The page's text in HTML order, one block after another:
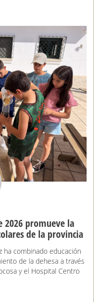
2026 promueve la
de la provincia
ha combinado educación
de la dehesa a través
y el Hospital Centro